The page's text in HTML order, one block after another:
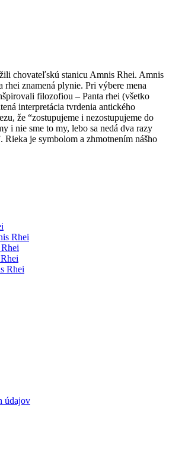
chovateľskú stanicu Amnis Rhei. Amnis
rhei znamená plynie. Pri výbere mena
filozofiou – Panta rhei (všetko
interpretácia tvrdenia antického
že “zostupujeme i nezostupujeme do
i nie sme to my, lebo sa nedá dva razy
je symbolom a zhmotnením nášho
Rhei
Rhei
údajov